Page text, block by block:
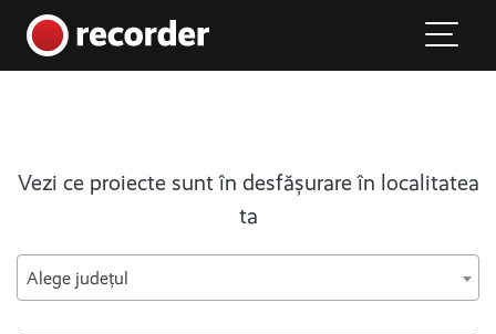
Main Navigation
Vezi ce proiecte sunt în desfășurare în localitatea
ta
Alege județul